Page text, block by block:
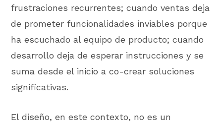
frustraciones recurrentes; cuando ventas deja
de prometer funcionalidades inviables porque
ha escuchado al equipo de producto; cuando
desarrollo deja de esperar instrucciones y se
suma desde el inicio a co-crear soluciones
significativas.
El diseño, en este contexto, no es un